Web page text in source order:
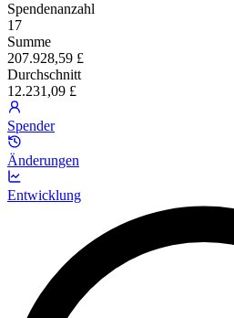
Spendenanzahl
17
Summe
207.928,59 £
Durchschnitt
12.231,09 £
Spender
Änderungen
Entwicklung